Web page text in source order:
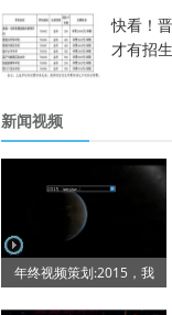
快看！
才有招生
新闻视频
年终视频策划:2015，我